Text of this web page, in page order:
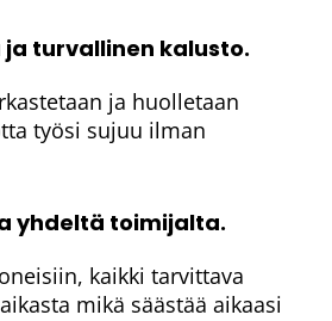
turvallinen kalusto.
ja huolletaan
työsi sujuu ilman
yhdeltä toimijalta.
kaikki tarvittava
mikä säästää aikaasi